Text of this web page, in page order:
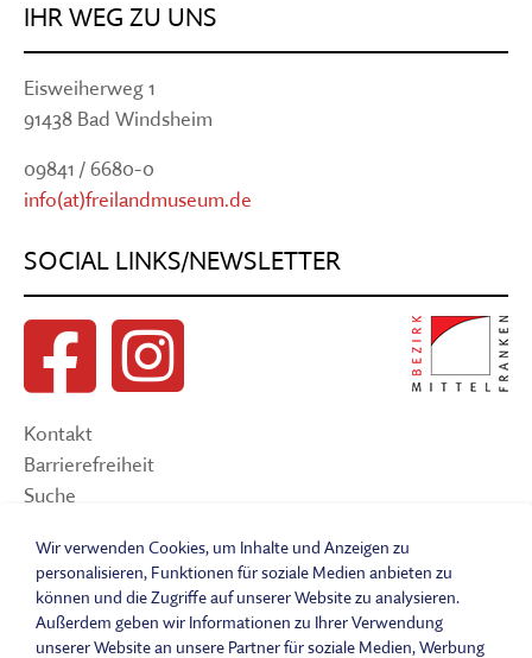
IHR WEG ZU UNS
Eisweiherweg 1
91438 Bad Windsheim
09841 / 6680-0
info(at)freilandmuseum.de
SOCIAL LINKS/NEWSLETTER
Kontakt
Barrierefreiheit
Suche
Impressum
Datenschutzerklärung
Barrierefreiheitserklärung
Leichte Sprache
Wir verwenden Cookies, um Inhalte und Anzeigen zu
personalisieren, Funktionen für soziale Medien anbieten zu
können und die Zugriffe auf unserer Website zu analysieren.
Außerdem geben wir Informationen zu Ihrer Verwendung
unserer Website an unsere Partner für soziale Medien, Werbung